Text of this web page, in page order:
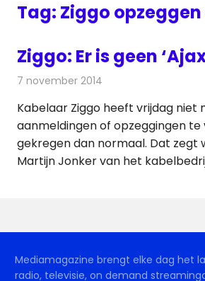
Tag: Ziggo
Ziggo: Er is geen
7 november 2014
Kabelaar Ziggo heeft vrijdag niet
aanmeldingen of opzeggingen
gekregen dan normaal. Dat zegt
Martijn Jonker van het
Mediamagazine brengt elke dag het
radio, televisie, on demand